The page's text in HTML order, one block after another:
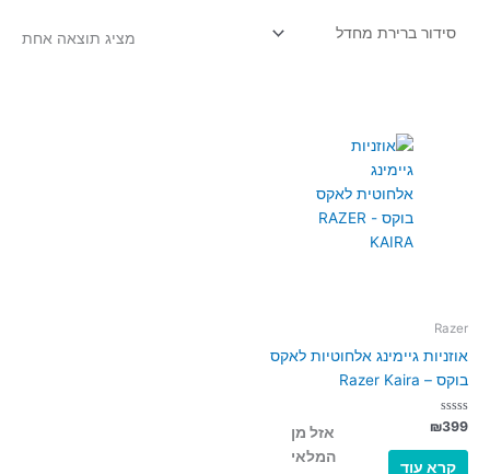
מציג תוצאה אחת
אזל מן
המלאי
Razer
אוזניות גיימינג אלחוטיות לאקס
בוקס – Razer Kaira
דורג
מתוך
₪399
קרא עוד